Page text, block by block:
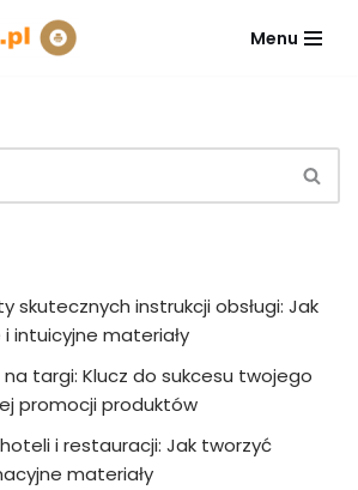
Menu
skutecznych instrukcji obsługi: Jak
intuicyjne materiały
targi: Klucz do sukcesu twojego
promocji produktów
hoteli i restauracji: Jak tworzyć
materiały